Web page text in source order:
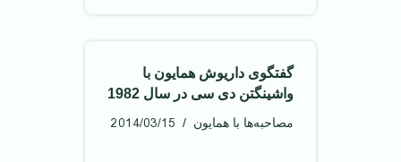
گفتگوی داریوش همایون با
واشینگتن دی سی در سال 1982
مصاحبه‌ها با همایون 2014/03/15